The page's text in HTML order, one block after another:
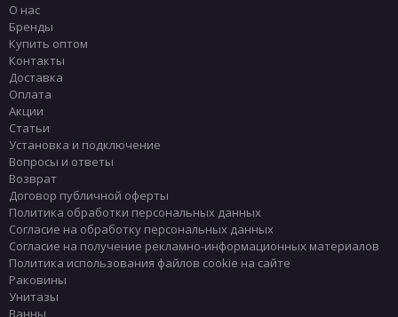
О нас
Бренды
Купить оптом
Контакты
Доставка
Оплата
Акции
Статьи
Установка и подключение
Вопросы и ответы
Возврат
Договор публичной оферты
Политика обработки персональных данных
Согласие на обработку персональных данных
Согласие на получение рекламно-информационных материалов
Политика использования файлов cookie на сайте
Раковины
Унитазы
Ванны